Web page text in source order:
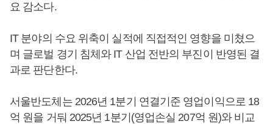
요 감소다.
IT 분야의 수요 위축이 실적에 직접적인 영향을 미쳤으
며 글로벌 경기 침체와 IT 산업 전반의 부진이 반영된 결
과로 판단한다.
서울반도체는 2026년 1분기 연결기준 영업이익으로 18
억 원을 거둬 2025년 1분기(영업손실 207억 원)와 비교